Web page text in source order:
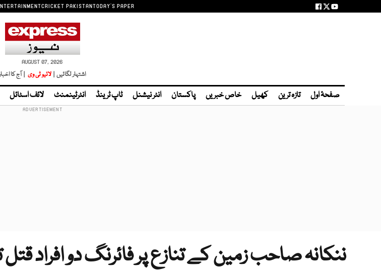
CRICKET PAKISTANTODAY'S PAPER
AUGUST 07, 2026
اشتہار لگائیں | لائیو ٹی وی | آج کا
صفحۂ اول تازہ ترین کھیل خاص خبریں پاکستان انٹر نیشنل ٹاپ ٹرینڈ انٹرٹینمنٹ لائف اسٹائل
ننکانہ صاحب زمین کے تنازع پر فائرنگ دو افراد